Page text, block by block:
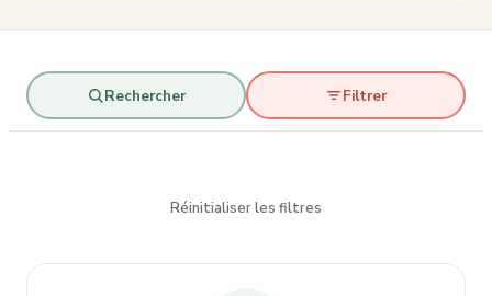
Rechercher Filtrer
Réinitialiser les filtres